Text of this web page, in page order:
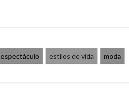
espectáculo estilos de vida moda